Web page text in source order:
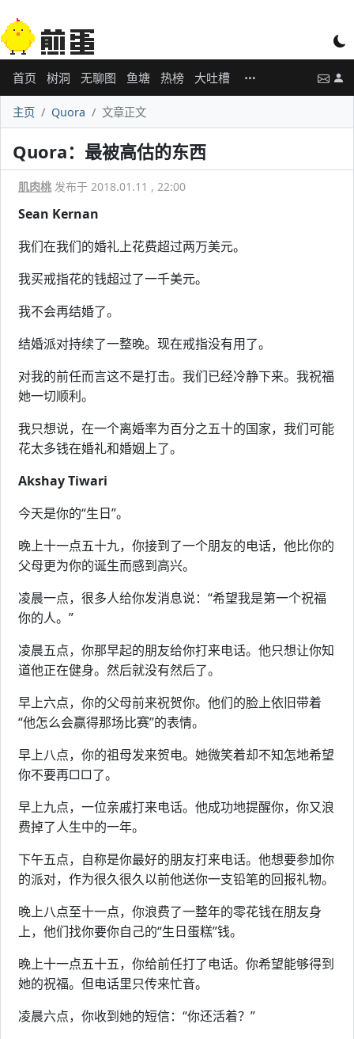
首页 树洞 无聊图 鱼塘 热榜 大吐槽
主页 Quora 文章正文
Quora：最被高估的东西
肌肉桃 发布于 2018.01.11 , 22:00
Sean Kernan
我们在我们的婚礼上花费超过两万美元。
我买戒指花的钱超过了一千美元。
我不会再结婚了。
结婚派对持续了一整晚。现在戒指没有用了。
对我的前任而言这不是打击。我们已经冷静下来。我祝福
她一切顺利。
我只想说，在一个离婚率为百分之五十的国家，我们可能
花太多钱在婚礼和婚姻上了。
Akshay Tiwari
今天是你的“生日”。
晚上十一点五十九，你接到了一个朋友的电话，他比你的
父母更为你的诞生而感到高兴。
凌晨一点，很多人给你发消息说：“希望我是第一个祝福
你的人。”
凌晨五点，你那早起的朋友给你打来电话。他只想让你知
道他正在健身。然后就没有然后了。
早上六点，你的父母前来祝贺你。他们的脸上依旧带着
“他怎么会赢得那场比赛”的表情。
早上八点，你的祖母发来贺电。她微笑着却不知怎地希望
你不要再□□了。
早上九点，一位亲戚打来电话。他成功地提醒你，你又浪
费掉了人生中的一年。
下午五点，自称是你最好的朋友打来电话。他想要参加你
的派对，作为很久很久以前他送你一支铅笔的回报礼物。
晚上八点至十一点，你浪费了一整年的零花钱在朋友身
上，他们找你要你自己的“生日蛋糕”钱。
晚上十一点五十五，你给前任打了电话。你希望能够得到
她的祝福。但电话里只传来忙音。
凌晨六点，你收到她的短信：“你还活着？”